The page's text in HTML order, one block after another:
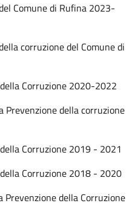
Comune di Rufina 2023-
corruzione del Comune di
Corruzione 2020-2022
Prevenzione della corruzione
Corruzione 2019 - 2021
Corruzione 2018 - 2020
della Corruzione